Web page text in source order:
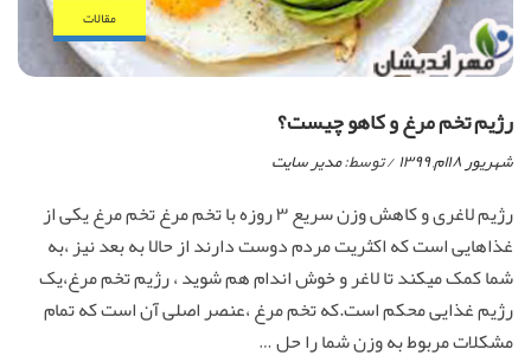
مقالات
رژیم تخم مرغ و کاهو چیست؟
شهریور ۱۸ام, ۱۳۹۹ / توسط:مدیر سایت
رژیم لاغری و کاهش وزن سریع ۳ روزه با تخم مرغ تخم مرغ یکی از
غذاهایی است که اکثریت مردم دوست دارند از حالا به بعد نیز ،به
شما کمک میکند تا لاغر و خوش اندام هم شوید ، رژیم تخم مرغ،یک
رژیم غذایی محکم است.که تخم مرغ ،عنصر اصلی آن است که تمام
مشکلات مربوط به وزن شما را حل …